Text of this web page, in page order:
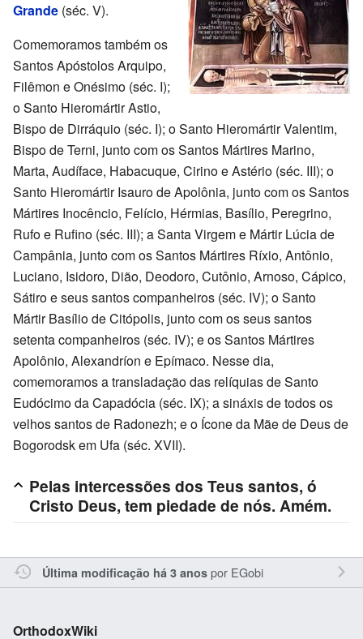
Grande (séc. V).
Comemoramos também os
Santos Apóstolos Arquipo,
Filêmon e Onésimo (séc. I);
o Santo Hieromártir Astio,
Bispo de Dirráquio (séc. I); o Santo Hieromártir Valentim,
Bispo de Terni, junto com os Santos Mártires Marino,
Marta, Audíface, Habacuque, Cirino e Astério (séc. III); o
Santo Hieromártir Isauro de Apolônia, junto com os Santos
Mártires Inocêncio, Felício, Hérmias, Basílio, Peregrino,
Rufo e Rufino (séc. III); a Santa Virgem e Mártir Lúcia de
Campânia, junto com os Santos Mártires Ríxio, Antônio,
Luciano, Isidoro, Dião, Deodoro, Cutônio, Arnoso, Cápico,
Sátiro e seus santos companheiros (séc. IV); o Santo
Mártir Basílio de Citópolis, junto com os seus santos
setenta companheiros (séc. IV); e os Santos Mártires
Apolônio, Alexandríon e Epímaco. Nesse dia,
comemoramos a transladação das relíquias de Santo
Eudócimo da Capadócia (séc. IX); a sináxis de todos os
velhos santos de Radonezh; e o Ícone da Mãe de Deus de
Bogorodsk em Ufa (séc. XVII).
Pelas intercessões dos Teus santos, ó
Cristo Deus, tem piedade de nós. Amém.
Última modificação há 3 anospor EGobi
OrthodoxWiki